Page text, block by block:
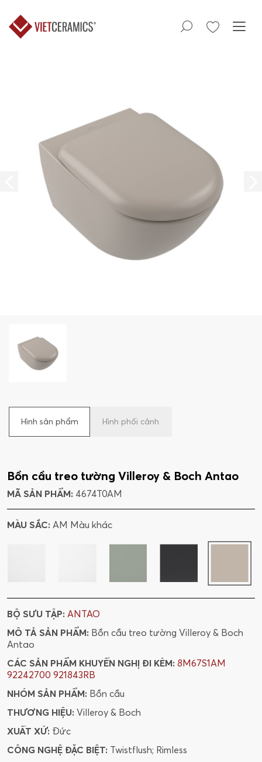
Hình sản phẩm Hình phối cảnh
Bồn cầu treo tường Villeroy & Boch Antao
MÃ SẢN PHẨM: 4674T0AM
MÀU SẮC: AM Màu khác
BỘ SƯU TẬP: ANTAO
MÔ TẢ SẢN PHẨM: Bồn cầu treo tường Villeroy & Boch
Antao
CÁC SẢN PHẨM KHUYẾN NGHỊ ĐI KÈM: 8M67S1AM
92242700 921843RB
NHÓM SẢN PHẨM: Bồn cầu
THƯƠNG HIỆU: Villeroy & Boch
XUẤT XỨ: Đức
CÔNG NGHỆ ĐẶC BIỆT: Twistflush; Rimless